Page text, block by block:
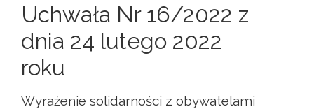
Uchwała Nr 16/2022 z
dnia 24 lutego 2022
roku
Wyrażenie solidarności z obywatelami